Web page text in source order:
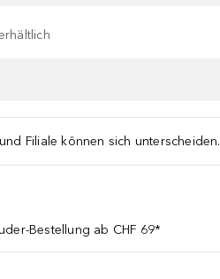
Filiale können sich unterscheiden.
Bestellung ab CHF 69*